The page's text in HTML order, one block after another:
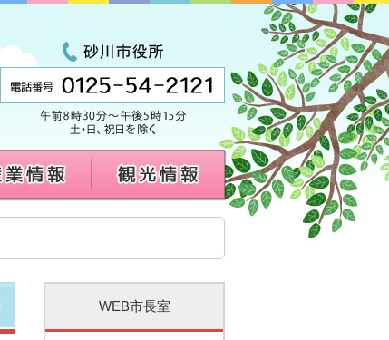
WEB市長室